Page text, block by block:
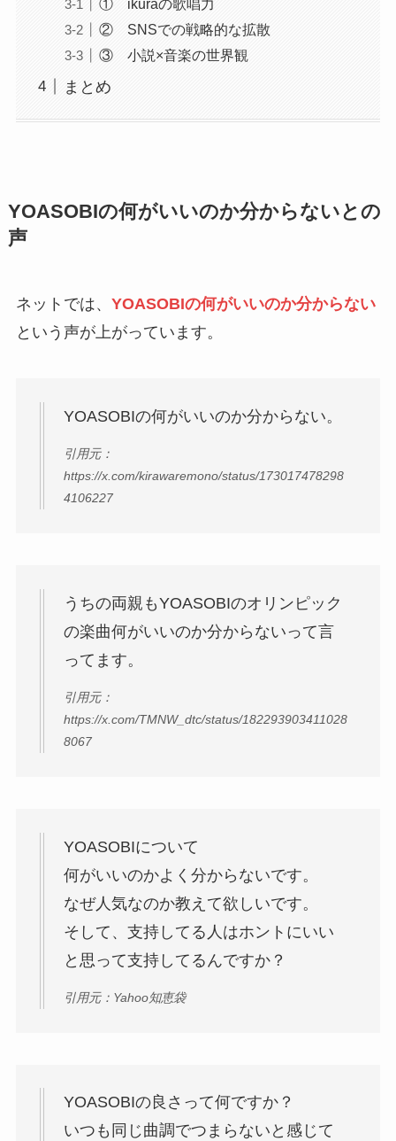
① ikuraの歌唱力
② SNSでの戦略的な拡散
③ 小説×音楽の世界観
まとめ
YOASOBIの何がいいのか分からないとの
声
ネットでは、 YOASOBIの何がいいのか分からない
という声が上がっています。
YOASOBIの何がいいのか分からない。
引用元：
https://x.com/kirawaremono/status/173017478298
4106227
うちの両親もYOASOBIのオリンピック
の楽曲何がいいのか分からないって言
ってます。
引用元：
https://x.com/TMNW_dtc/status/182293903411028
8067
YOASOBIについて
何がいいのかよく分からないです。
なぜ人気なのか教えて欲しいです。
そして、支持してる人はホントにいい
と思って支持してるんですか？
引用元：Yahoo知恵袋
YOASOBIの良さって何ですか？
いつも同じ曲調でつまらないと感じて